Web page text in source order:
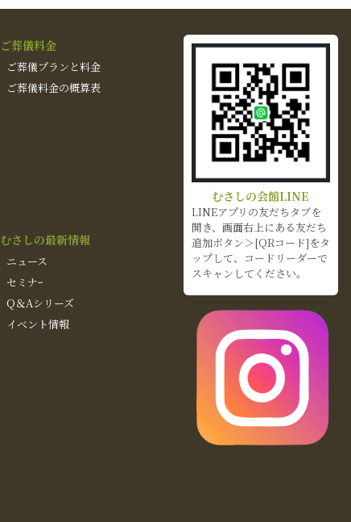
ご葬儀料金
ご葬儀プランと料金
ご葬儀料金の概算表
むさしの最新情報
ニュース
セミナｰ
Q＆Aシリーズ
イベント情報
むさしの会館LINE
LINEアプリの友だちタブを
開き、画面右上にある友だち
追加ボタン＞[QRコード]をタ
ップして、コードリーダーで
スキャンしてください。